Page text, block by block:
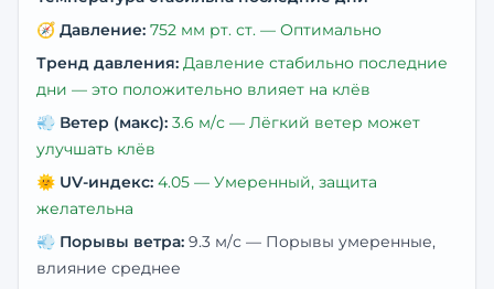
🧭 Давление: 752 мм рт. ст. — Оптимально
Тренд давления: Давление стабильно последние
дни — это положительно влияет на клёв
💨 Ветер (макс): 3.6 м/с — Лёгкий ветер может
улучшать клёв
🌞 UV-индекс: 4.05 — Умеренный, защита
желательна
💨 Порывы ветра: 9.3 м/с — Порывы умеренные,
влияние среднее